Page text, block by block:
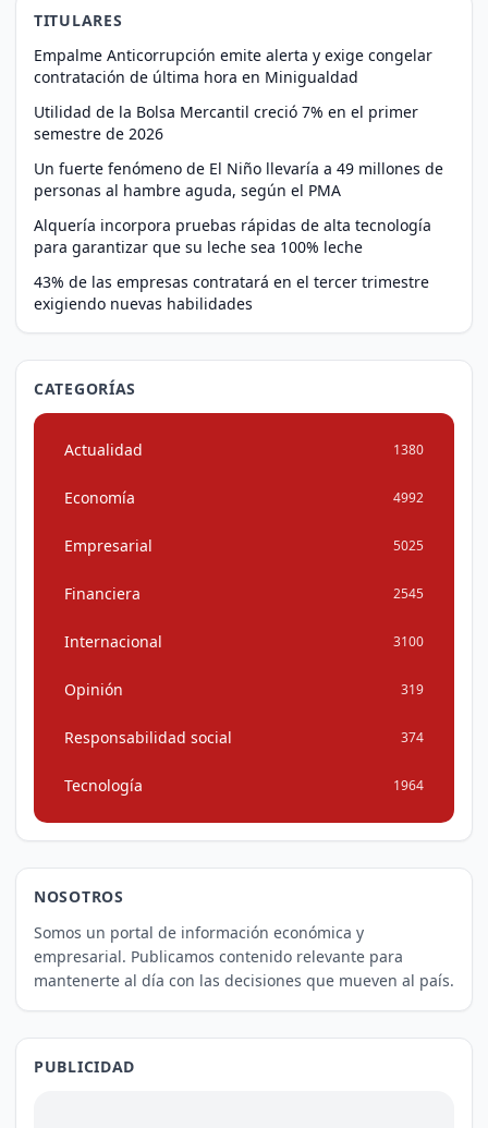
TITULARES
Empalme Anticorrupción emite alerta y exige congelar
contratación de última hora en Minigualdad
Utilidad de la Bolsa Mercantil creció 7% en el primer
semestre de 2026
Un fuerte fenómeno de El Niño llevaría a 49 millones de
personas al hambre aguda, según el PMA
Alquería incorpora pruebas rápidas de alta tecnología
para garantizar que su leche sea 100% leche
43% de las empresas contratará en el tercer trimestre
exigiendo nuevas habilidades
CATEGORÍAS
Actualidad 1380
Economía 4992
Empresarial 5025
Financiera 2545
Internacional 3100
Opinión 319
Responsabilidad social 374
Tecnología 1964
NOSOTROS
Somos un portal de información económica y
empresarial. Publicamos contenido relevante para
mantenerte al día con las decisiones que mueven al país.
PUBLICIDAD